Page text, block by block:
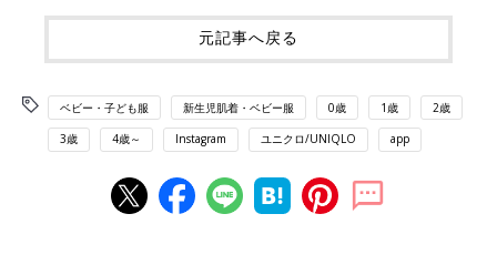
元記事へ戻る
ベビー・子ども服 新生児肌着・ベビー服 0歳 1歳 2歳
3歳 4歳～ Instagram ユニクロ/UNIQLO app